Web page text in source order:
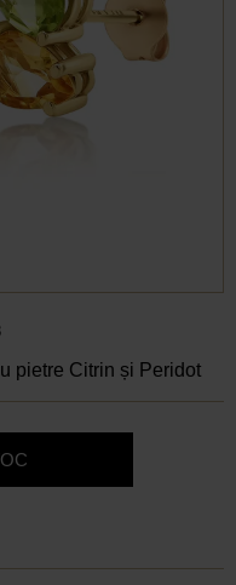
pietre Citrin și Peridot